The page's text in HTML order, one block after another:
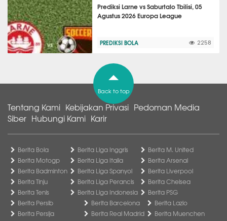
Prediksi Larne vs Saburtalo Tbilisi, 05
Agustus 2026 Europa League
PREDIKSI BOLA 2258
Back to top
Tentang Kami Kebijakan Privasi Pedoman Media
Siber Hubungi Kami Karir
Berita Bola
Berita Motogp
Berita Badminton
Berita Tinju
Berita Tenis
Berita Liga Inggris
Berita Liga Italia
Berita Liga Spanyol
Berita Liga Perancis
Berita Liga Indonesia
Berita M. United
Berita Arsenal
Berita Liverpool
Berita Chelsea
Berita PSG
Berita Persib
Berita Persija
Berita Barcelona
Berita Real Madrid
Berita Lazio
Berita Muenchen